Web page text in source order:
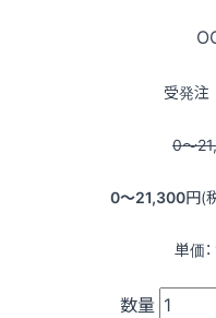
受発注
0〜
0〜21,300円(
単価：
数量